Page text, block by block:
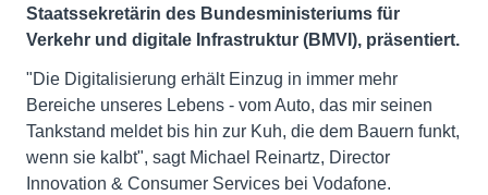
Staatssekretärin des Bundesministeriums für
Verkehr und digitale Infrastruktur (BMVI), präsentiert.
"Die Digitalisierung erhält Einzug in immer mehr
Bereiche unseres Lebens - vom Auto, das mir seinen
Tankstand meldet bis hin zur Kuh, die dem Bauern funkt,
wenn sie kalbt", sagt Michael Reinartz, Director
Innovation & Consumer Services bei Vodafone.